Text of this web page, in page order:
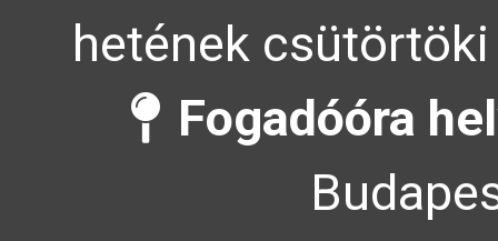
hetének
Fogadóóra